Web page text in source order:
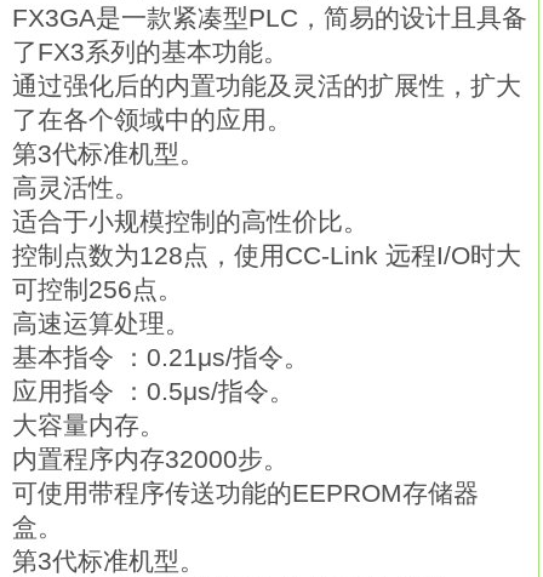
FX3GA是一款紧凑型PLC，简易的设计且具备
了FX3系列的基本功能。
通过强化后的内置功能及灵活的扩展性，扩大
了在各个领域中的应用。
第3代标准机型。
高灵活性。
适合于小规模控制的高性价比。
控制点数为128点，使用CC-Link 远程I/O时大
可控制256点。
高速运算处理。
基本指令 ：0.21μs/指令。
应用指令 ：0.5μs/指令。
大容量内存。
内置程序内存32000步。
可使用带程序传送功能的EEPROM存储器
盒。
第3代标准机型。